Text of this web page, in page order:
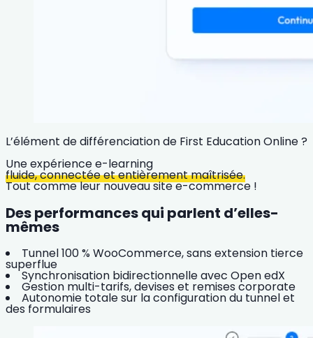
L’élément de différenciation de First Education Online ?
Une expérience e-learning
fluide, connectée et entièrement maîtrisée.
Tout comme leur nouveau site e-commerce !
Des performances qui parlent d’elles-
mêmes
Tunnel 100 % WooCommerce, sans extension tierce
superflue
Synchronisation bidirectionnelle avec Open edX
Gestion multi-tarifs, devises et remises corporate
Autonomie totale sur la configuration du tunnel et
des formulaires